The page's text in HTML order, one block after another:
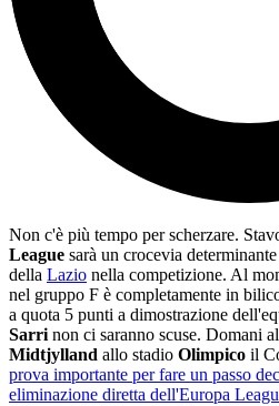
Non c'è più tempo per scherzare.
League sarà un crocevia
della Lazio nella competizione. Al
nel gruppo F è completamente in
a quota 5 punti a dimostrazione
Sarri non ci saranno scuse. Domani
Midtjylland allo stadio Olimpico il
prova importante per fare un passo
eliminazione diretta dell'Europa